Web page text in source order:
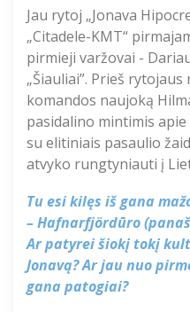
Jau rytoj „Jonava
„Citadele-KMT“ pir
pirmieji varžovai -
„Šiauliai”. Prieš rytojaus
komandos naujoką
pasidalino mintimis
su elitiniais pasaulio
atvyko rungtyniauti į
Tu esi kilęs iš gana
–Hafnarfjördūro
Ar patyrei šiokį tokį
Jonavą? Ar jau nuo
gana patogiai?